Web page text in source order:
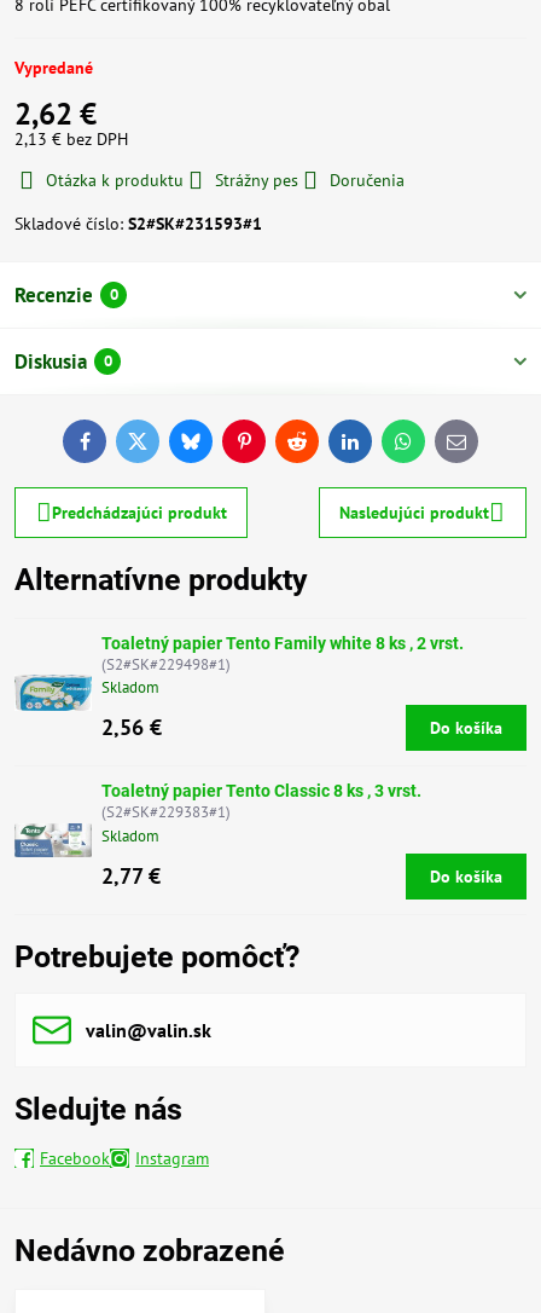
8 rolí PEFC certifikovaný 100% recyklovateľný obal
Vypredané
2,62 €
2,13 € bez DPH
Otázka k produktu
Strážny pes
Doručenia
Skladové číslo: S2#SK#231593#1
Recenzie 0
Diskusia 0
FacebookTwitterBlueskyPinterestReddit LinkedInWhatsApp
E-
mail
Predchádzajúci produkt Nasledujúci produkt
Alternatívne produkty
Toaletný papier Tento Family white 8 ks , 2 vrst.
(S2#SK#229498#1)
Skladom
2,56 € Do košíka
Toaletný papier Tento Classic 8 ks , 3 vrst.
(S2#SK#229383#1)
Skladom
2,77 € Do košíka
Potrebujete pomôcť?
valin​@valin​.sk
Sledujte nás
Facebook Instagram
Nedávno zobrazené